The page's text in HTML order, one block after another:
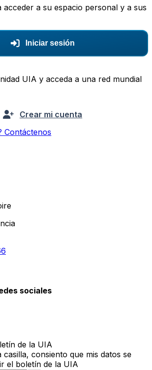
acceder a su espacio personal y a sus
Iniciar sesión
UIA y acceda a una red mundial
Crear mi cuenta
Contáctenos
sociales
de la UIA
casilla, consiento que mis datos se
el boletín de la UIA